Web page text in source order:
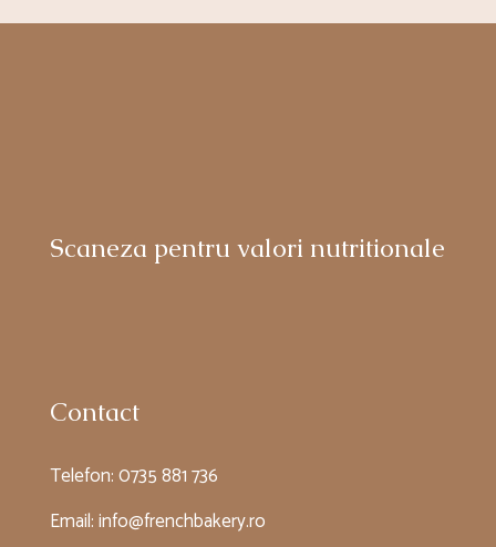
Scaneza pentru valori nutritionale
Contact
Telefon:0735 881 736
Email:info@frenchbakery.ro